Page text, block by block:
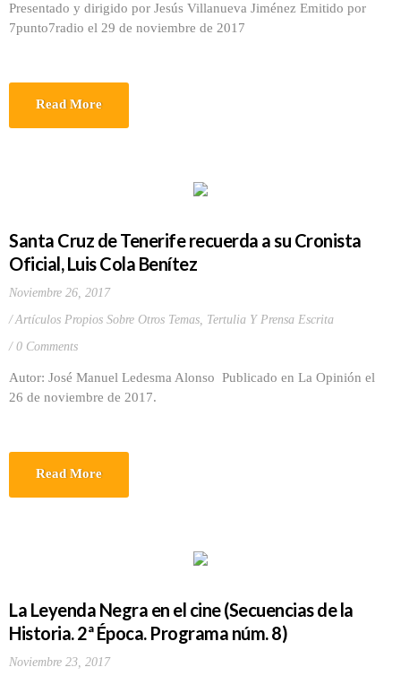
Presentado y dirigido por Jesús Villanueva Jiménez Emitido por
7punto7radio el 29 de noviembre de 2017
Read More
Santa Cruz de Tenerife recuerda a su Cronista
Oficial, Luis Cola Benítez
Noviembre 26, 2017
Artículos Propios Sobre Otros Temas, Tertulia Y Prensa Escrita
0 Comments
Autor: José Manuel Ledesma Alonso Publicado en La Opinión el
26 de noviembre de 2017.
Read More
La Leyenda Negra en el cine (Secuencias de la
Historia. 2ª Época. Programa núm. 8)
Noviembre 23, 2017